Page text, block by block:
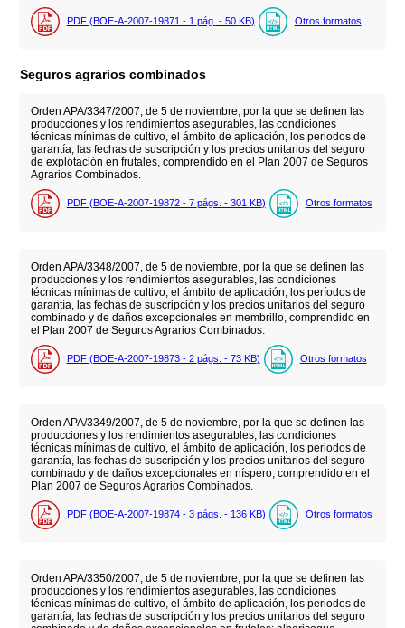
PDF (BOE-A-2007-19871 - 1 pág. - 50 KB) Otros formatos
Seguros agrarios combinados
Orden APA/3347/2007, de 5 de noviembre, por la que se definen las
producciones y los rendimientos asegurables, las condiciones
técnicas mínimas de cultivo, el ámbito de aplicación, los periodos de
garantía, las fechas de suscripción y los precios unitarios del seguro
de explotación en frutales, comprendido en el Plan 2007 de Seguros
Agrarios Combinados.
PDF (BOE-A-2007-19872 - 7 págs. - 301 KB) Otros formatos
Orden APA/3348/2007, de 5 de noviembre, por la que se definen las
producciones y los rendimientos asegurables, las condiciones
técnicas mínimas de cultivo, el ámbito de aplicación, los períodos de
garantía, las fechas de suscripción y los precios unitarios del seguro
combinado y de daños excepcionales en membrillo, comprendido en
el Plan 2007 de Seguros Agrarios Combinados.
PDF (BOE-A-2007-19873 - 2 págs. - 73 KB) Otros formatos
Orden APA/3349/2007, de 5 de noviembre, por la que se definen las
producciones y los rendimientos asegurables, las condiciones
técnicas mínimas de cultivo, el ámbito de aplicación, los periodos de
garantía, las fechas de suscripción y los precios unitarios del seguro
combinado y de daños excepcionales en níspero, comprendido en el
Plan 2007 de Seguros Agrarios Combinados.
PDF (BOE-A-2007-19874 - 3 págs. - 136 KB) Otros formatos
Orden APA/3350/2007, de 5 de noviembre, por la que se definen las
producciones y los rendimientos asegurables, las condiciones
técnicas mínimas de cultivo, el ámbito de aplicación, los periodos de
garantía, las fechas de suscripción y los precios unitarios del seguro